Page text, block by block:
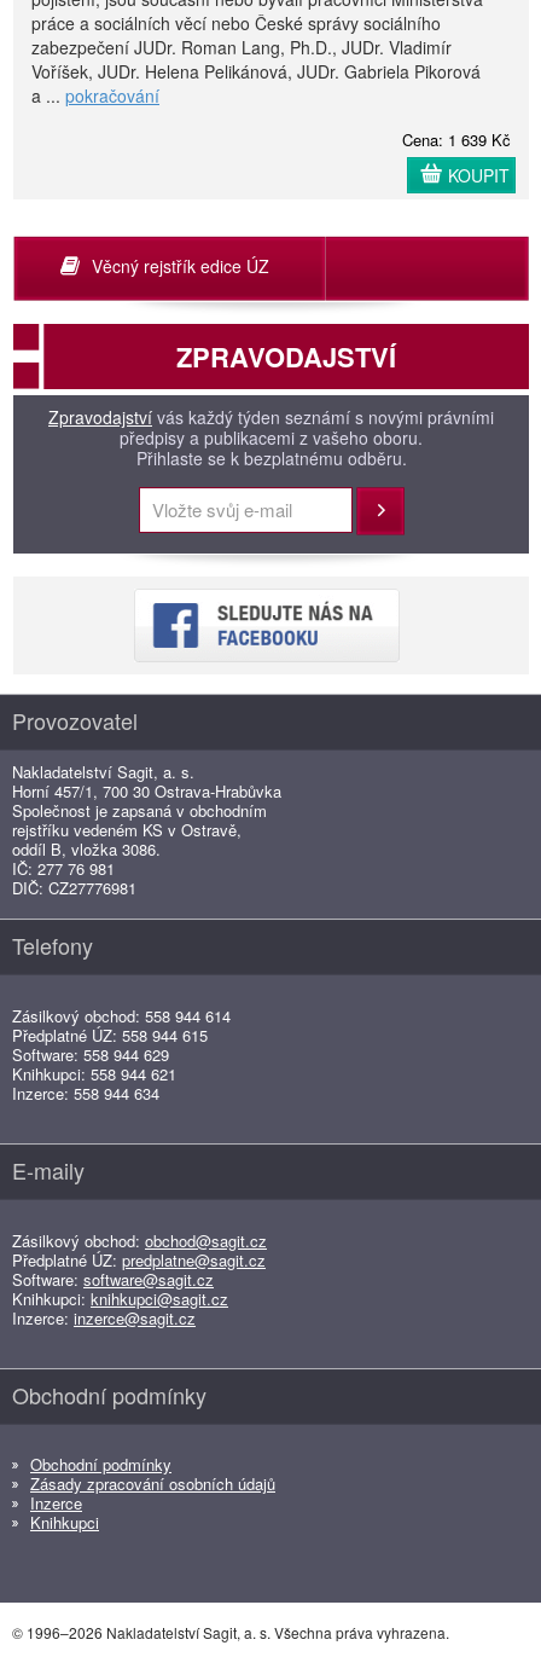
práce a sociálních věcí nebo České správy sociálního
zabezpečení JUDr. Roman Lang, Ph.D., JUDr. Vladimír
Voříšek, JUDr. Helena Pelikánová, JUDr. Gabriela Pikorová
a ... pokračování
Cena: 1 639 Kč
KOUPIT
Věcný rejstřík edice ÚZ
ZPRAVODAJSTVÍ
Zpravodajství vás každý týden seznámí s novými právními
předpisy a publikacemi z vašeho oboru.
Přihlaste se k bezplatnému odběru.
Přihlásit
Provozovatel
Nakladatelství Sagit, a. s.
Horní 457/1, 700 30 Ostrava-Hrabůvka
Společnost je zapsaná v obchodním
rejstříku vedeném KS v Ostravě,
oddíl B, vložka 3086.
IČ: 277 76 981
DIČ: CZ27776981
Telefony
Zásilkový obchod: 558 944 614
Předplatné ÚZ: 558 944 615
Software: 558 944 629
Knihkupci: 558 944 621
Inzerce: 558 944 634
E-maily
Zásilkový obchod: obchod@sagit.cz
Předplatné ÚZ: predplatne@sagit.cz
Software: software@sagit.cz
Knihkupci: knihkupci@sagit.cz
Inzerce: inzerce@sagit.cz
Obchodní podmínky
Obchodní podmínky
Zásady zpracování osobních údajů
Inzerce
Knihkupci
© 1996–2026 Nakladatelství Sagit, a. s. Všechna práva vyhrazena.